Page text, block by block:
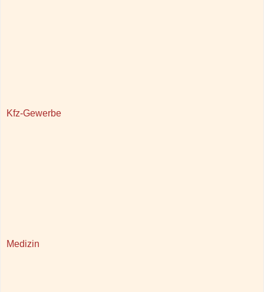
Kfz-Gewerbe
Medizin